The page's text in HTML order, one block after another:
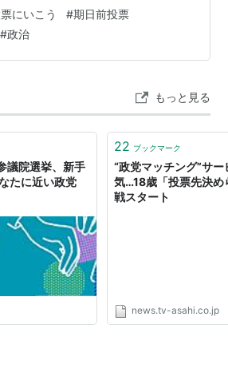
白紙ではなく、あなた自身の意見
んな話がしたいのです。 ……と、い
候補者の名前を上げての支持や不支
たサイトやページを紹介したいで
で残り1週間、誰かが投…
にいこう #期日前投票
#政治
もっと見る
議院選挙、新手
たに近い政党
22 ブックマーク
“政党マッチング”サ
気…18歳「投票先決め
戦スタート
news.tv-asahi.co.jp